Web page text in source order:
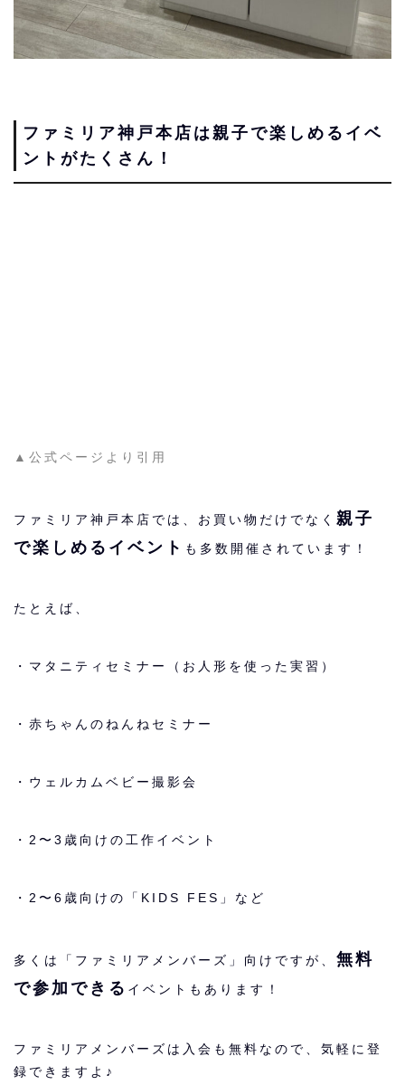
ファミリア神戸本店は親子で楽しめるイベ
ントがたくさん！
▲公式ページより引用
ファミリア神戸本店では、お買い物だけでなく 親子
で楽しめるイベント も多数開催されています！
たとえば、
・マタニティセミナー（お人形を使った実習）
・赤ちゃんのねんねセミナー
・ウェルカムベビー撮影会
・2〜3歳向けの工作イベント
・2〜6歳向けの「KIDS FES」など
多くは「ファミリアメンバーズ」向けですが、 無料
で参加できる イベントもあります！
ファミリアメンバーズは入会も無料なので、気軽に登
録できますよ♪